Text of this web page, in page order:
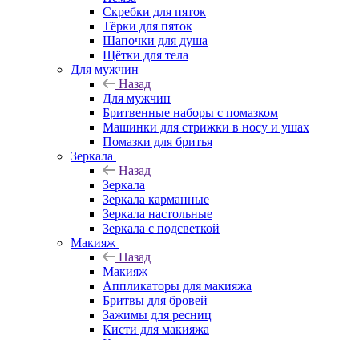
Скребки для пяток
Тёрки для пяток
Шапочки для душа
Щётки для тела
Для мужчин
Назад
Для мужчин
Бритвенные наборы с помазком
Машинки для стрижки в носу и ушах
Помазки для бритья
Зеркала
Назад
Зеркала
Зеркала карманные
Зеркала настольные
Зеркала с подсветкой
Макияж
Назад
Макияж
Аппликаторы для макияжа
Бритвы для бровей
Зажимы для ресниц
Кисти для макияжа